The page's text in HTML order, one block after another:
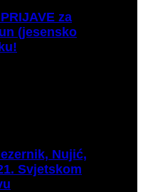
za
(jesensko
Nujić,
Svjetskom